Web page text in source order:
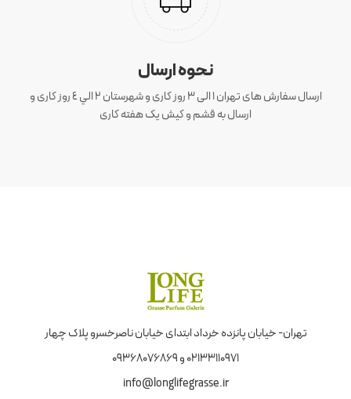
نحوه ارسال
ارسال سفارش های تهران 1 الی 3 روز کاری و شهرستان ٢ الي ٤ روز کاری و
ارسال به قشم و کیش یک هفته کاری
تهران- خیابان پانزده خرداد ابتدای خیابان ناصرخسرو پلاک چهار
02133110971 و 09368076869
info@longlifegrasse.ir